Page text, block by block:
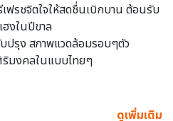
ฟรชจิตใจให้สดชื่นเบิกบาน ต้อนรับ
ฮงในปีขาล
ปรุง สภาพแวดล้อมรอบๆตัว
ริมงคลในแบบไทยๆ
ดูเพิ่มเติม